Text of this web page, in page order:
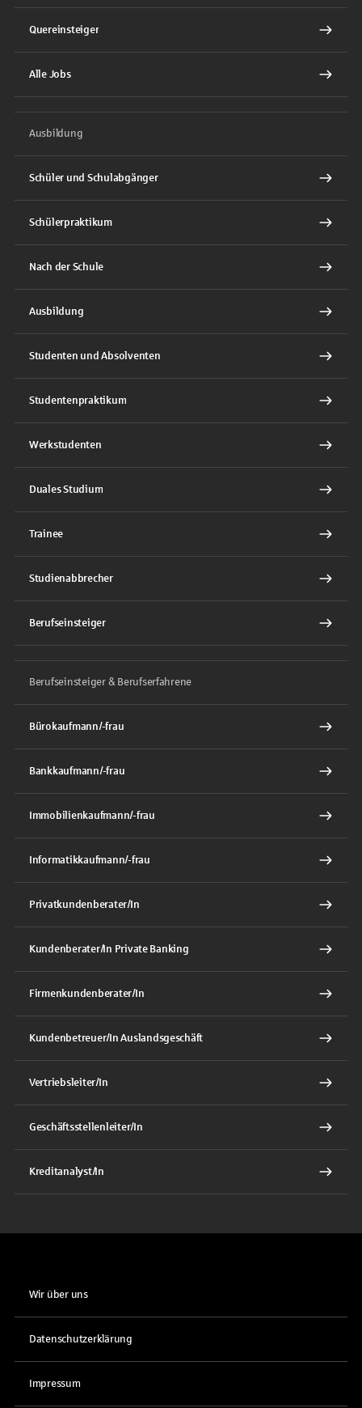
Quereinsteiger
Alle Jobs
Ausbildung
Schüler und Schulabgänger
Schülerpraktikum
Nach der Schule
Ausbildung
Studenten und Absolventen
Studentenpraktikum
Werkstudenten
Duales Studium
Trainee
Studienabbrecher
Berufseinsteiger
Berufseinsteiger & Berufserfahrene
Bürokaufmann/-frau
Bankkaufmann/-frau
Immobilienkaufmann/-frau
Informatikkaufmann/-frau
Privatkundenberater/In
Kundenberater/In Private Banking
Firmenkundenberater/In
Kundenbetreuer/In Auslandsgeschäft
Vertriebsleiter/In
Geschäftsstellenleiter/In
Kreditanalyst/In
Wir über uns
Datenschutzerklärung
Impressum